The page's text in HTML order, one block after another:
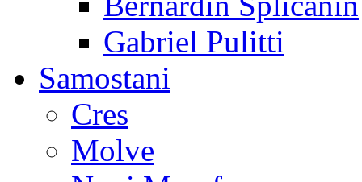
Gabriel Pulitti
Samostani
Cres
Molve